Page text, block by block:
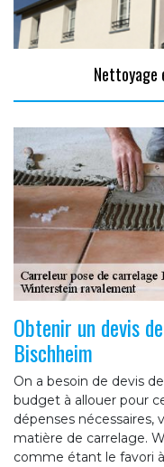
Nettoyage
Obtenir un devis
Bischheim
On a besoin de devis
budget à allouer pour
dépenses nécessaires,
matière de carrelage.
comme étant le favori